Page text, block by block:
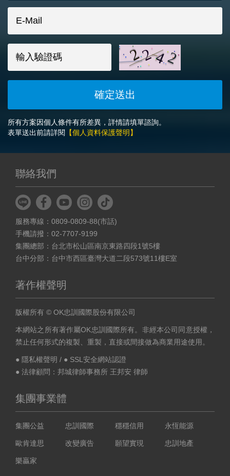
所有方案因個人條件有所差異，詳情請填單諮詢。
表單送出前請詳閱 【個人資料保護聲明】
聯絡我們
服務專線：0809-0809-88(市話)
手機請撥：02-7707-9199
集團總部：台北市松山區南京東路四段1號5樓
台中分部：台中市西區臺灣大道二段573號11樓E室
著作權聲明
版權所有 © OK忠訓國際股份有限公司
本網站之所有著作屬OK忠訓國際所有。非經本公司同意授權，
禁止任何形式的複製、重製，直接或間接做為商業用途使用。
● 隱私權聲明 / ● SSL安全網站認證
● 法律顧問：邦城律師事務所 王邦安 律師
集團事業體
集團公益 忠訓國際 穩穩信用 永恆能源
歐肯達思 改變廣告 願望實現 忠訓地產
樂贏家